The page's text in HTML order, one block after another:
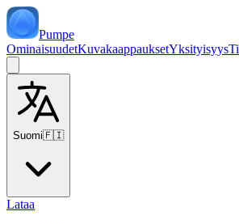
Pumpe
OminaisuudetKuvakaappauksetYksityisyys
Suomi🇫🇮
Lataa